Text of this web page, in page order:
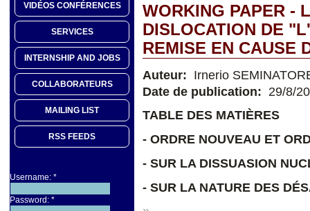
VIDÉOS CONFÉRENCES
SERVICES
INTERNSHIP AND JOBS
COLLABORATEURS
MAILING LIST
RSS FEEDS
Username: *
Password: *
WORKING PAPER -
DISLOCATION DE
REMISE EN CAUSE
Auteur: Irnerio
Date de publication: 29/8/
TABLE DES MATIÈRES
- ORDRE NOUVEAU ET
- SUR LA DISSUASION
- SUR LA NATURE DES